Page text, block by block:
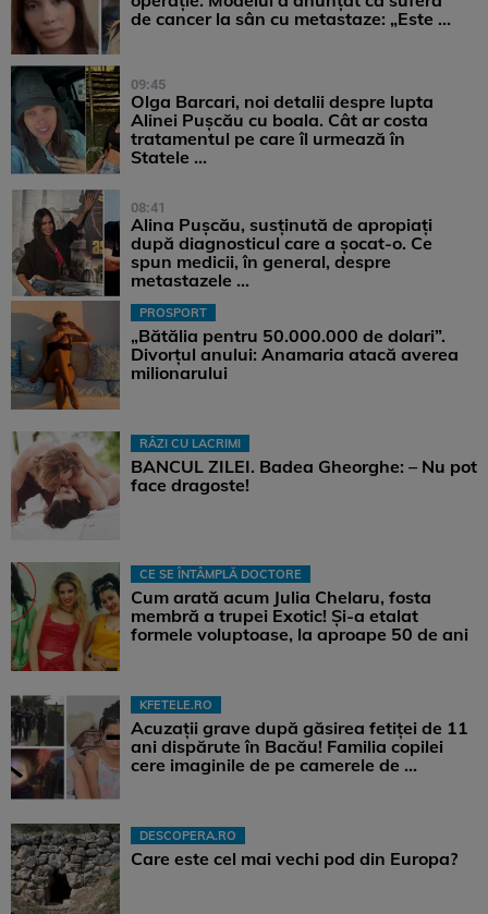
de cancer la sân cu metastaze: „Este ...
09:45
Olga Barcari, noi detalii despre lupta
Alinei Pușcău cu boala. Cât ar costa
tratamentul pe care îl urmează în
Statele ...
08:41
Alina Pușcău, susținută de apropiați
după diagnosticul care a șocat-o. Ce
spun medicii, în general, despre
metastazele ...
PROSPORT
„Bătălia pentru 50.000.000 de dolari”.
Divorțul anului: Anamaria atacă averea
milionarului
RÂZI CU LACRIMI
BANCUL ZILEI. Badea Gheorghe: – Nu pot
face dragoste!
CE SE ÎNTÂMPLĂ DOCTORE
Cum arată acum Julia Chelaru, fosta
membră a trupei Exotic! Și-a etalat
formele voluptoase, la aproape 50 de ani
KFETELE.RO
Acuzații grave după găsirea fetiței de 11
ani dispărute în Bacău! Familia copilei
cere imaginile de pe camerele de ...
DESCOPERA.RO
Care este cel mai vechi pod din Europa?